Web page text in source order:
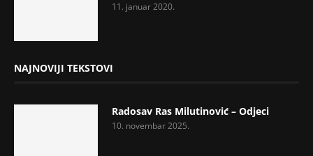
11. januar 2020.
NAJNOVIJI TEKSTOVI
Radosav Ras Milutinović – Odjeci
10. novembar 2025.